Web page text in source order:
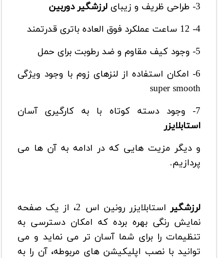
3- طراحی ظریف و زیبای
لرزشگیر دوربین
4- 12 ساعت عملکرد فوق العاده باتری قدرتمند
5- وجود کیف مقاوم و ضد رطوبت برای حمل
6- امکان استفاده از لنزهای زوم با وجود ویژگی
super smooth
7- وجود دسته کوتاه با به کارگیری آسان
استابلایزر
و دیگر مزیت هایی که در ادامه به آن ها می
پردازیم.
لرزشگیر استابلایزر رونین اس 2
، از یک صفحه
نمایش رنگی بهره برده که امکان دسترسی به
تنظیمات را برای شما آسان تر می نماید و می
توانید با نصب اپلیکیشن های مربوطه، آن را به